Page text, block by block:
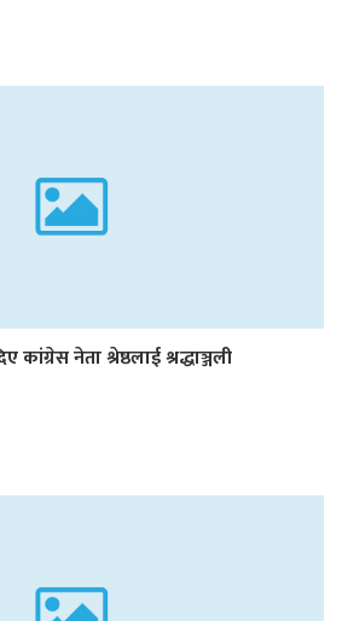
कांग्रेस नेता श्रेष्ठलाई श्रद्धाञ्जली